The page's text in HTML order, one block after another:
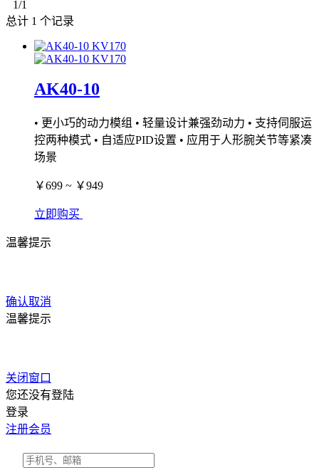
1/1
总计 1 个记录
AK40-10
• 更小巧的动力模组 • 轻量设计兼强劲动力 • 支持伺服运
控两种模式 • 自适应PID设置 • 应用于人形腕关节等紧凑
场景
￥699 ~ ￥949
立即购买
温馨提示
确认取消
温馨提示
关闭窗口
您还没有登陆
登录
注册会员